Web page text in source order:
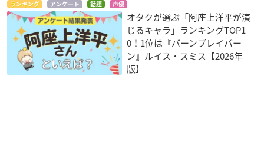
ランキング アンケート 話題 声優
オタクが選ぶ「阿座上洋平が演
じるキャラ」ランキングTOP1
0！1位は『バーンブレイバー
ン』ルイス・スミス【2026年
版】